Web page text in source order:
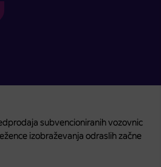
subvencioniranih vozovnic
izobraževanja odraslih začne